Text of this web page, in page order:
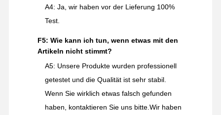
A4: Ja, wir haben vor der Lieferung 100%
Test.
F5: Wie kann ich tun, wenn etwas mit den
Artikeln nicht stimmt?
A5: Unsere Produkte wurden professionell
getestet und die Qualität ist sehr stabil.
Wenn Sie wirklich etwas falsch gefunden
haben, kontaktieren Sie uns bitte.Wir haben